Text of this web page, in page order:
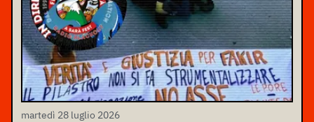
martedì 28 luglio 2026